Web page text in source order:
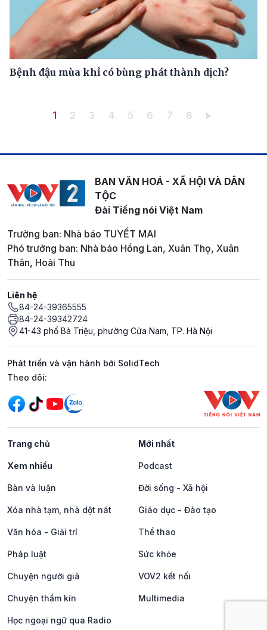
Bệnh đậu mùa khỉ có bùng phát thành dịch?
PaginationTrang hiện thời
1 Trang
2 Trang
3 Trang
4 Trang
5 Trang
6 Trang
7 Trang
8
BAN VĂN HOÁ - XÃ HỘI VÀ DÂN
TỘC
Đài Tiếng nói Việt Nam
Trưởng ban: Nhà báo TUYẾT MAI
Phó trưởng ban: Nhà báo Hồng Lan, Xuân Thọ, Xuân
Thân, Hoài Thu
Liên hệ
84-24-39365555
84-24-39342724
41-43 phố Bà Triệu, phường Cửa Nam, TP. Hà Nội
Phát triển và vận hành bởi SolidTech
Mạng xã hội
Theo dõi:
Trang chủ Mới nhất
Xem nhiều Podcast
Bàn và luận Đời sống - Xã hội
Xóa nhà tạm, nhà dột nát Giáo dục - Đào tạo
Văn hóa - Giải trí Thể thao
Pháp luật Sức khỏe
Chuyện người già VOV2 kết nối
Chuyện thầm kín Multimedia
Học ngoại ngữ qua Radio